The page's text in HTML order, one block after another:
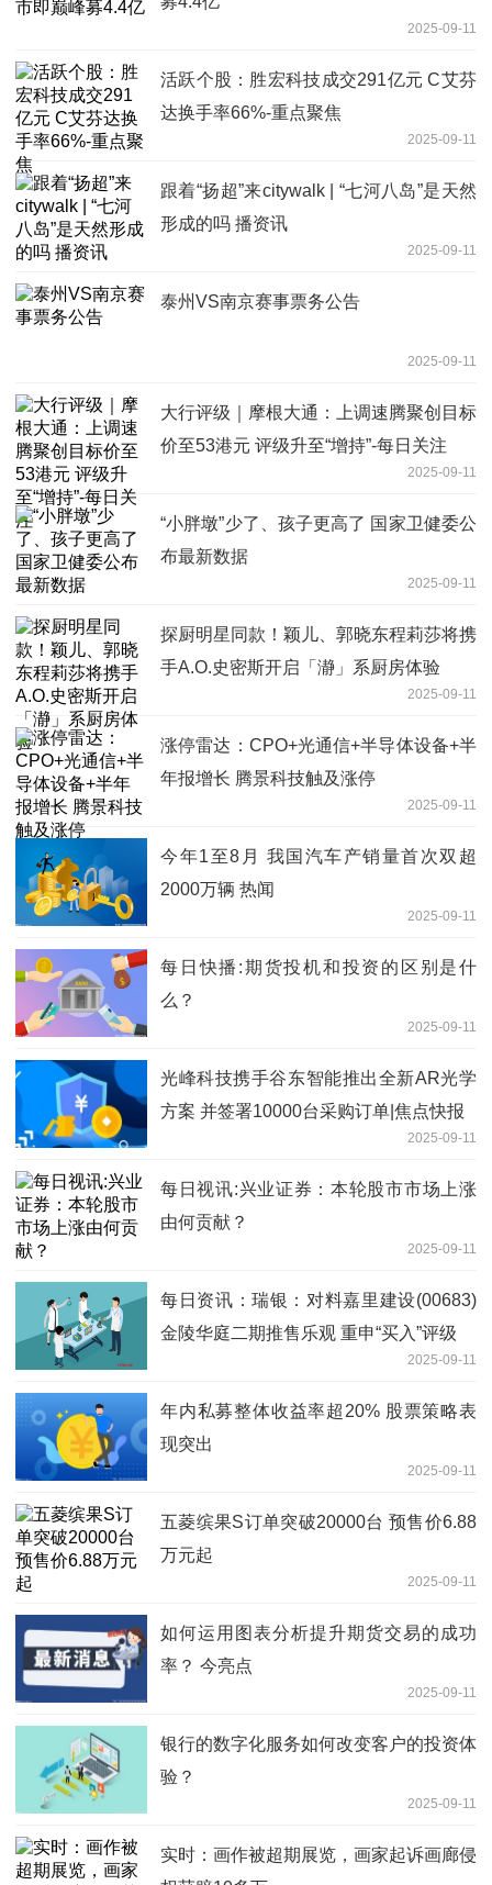
2025-09-11
活跃个股：胜宏科技成交291亿元 C艾芬
达换手率66%-重点聚焦
2025-09-11
跟着“扬超”来citywalk | “七河八岛”是天然
形成的吗 播资讯
2025-09-11
泰州VS南京赛事票务公告
2025-09-11
大行评级｜摩根大通：上调速腾聚创目标
价至53港元 评级升至“增持”-每日关注
2025-09-11
“小胖墩”少了、孩子更高了 国家卫健委公
布最新数据
2025-09-11
探厨明星同款！颖儿、郭晓东程莉莎将携
手A.O.史密斯开启「瀞」系厨房体验
2025-09-11
涨停雷达：CPO+光通信+半导体设备+半
年报增长 腾景科技触及涨停
2025-09-11
今年1至8月 我国汽车产销量首次双超
2000万辆 热闻
2025-09-11
每日快播:期货投机和投资的区别是什
么？
2025-09-11
光峰科技携手谷东智能推出全新AR光学
方案 并签署10000台采购订单|焦点快报
2025-09-11
每日视讯:兴业证券：本轮股市市场上涨
由何贡献？
2025-09-11
每日资讯：瑞银：对料嘉里建设(00683)
金陵华庭二期推售乐观 重申“买入”评级
2025-09-11
年内私募整体收益率超20% 股票策略表
现突出
2025-09-11
五菱缤果S订单突破20000台 预售价6.88
万元起
2025-09-11
如何运用图表分析提升期货交易的成功
率？ 今亮点
2025-09-11
银行的数字化服务如何改变客户的投资体
验？
2025-09-11
实时：画作被超期展览，画家起诉画廊侵